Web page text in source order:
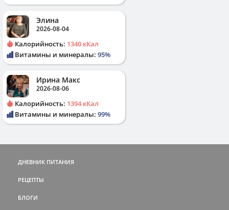
Элина
2026-08-04
Калорийность: 1340 кКал
Витамины и минералы: 95%
Ирина Макс
2026-08-06
Калорийность: 1394 кКал
Витамины и минералы: 99%
ДНЕВНИК ПИТАНИЯ
РЕЦЕПТЫ
БЛОГИ